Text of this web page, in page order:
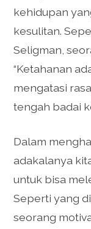
kehidupan
kesulitan.
Seligman,
“Ketahanan
mengatasi
tengah badai
Dalam
adakalanya
untuk bisa
Seperti yang
seorang